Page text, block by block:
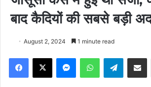
बाद कैदियों की सबसे बड़ी
August 2, 2024 1 minute read
Telegram